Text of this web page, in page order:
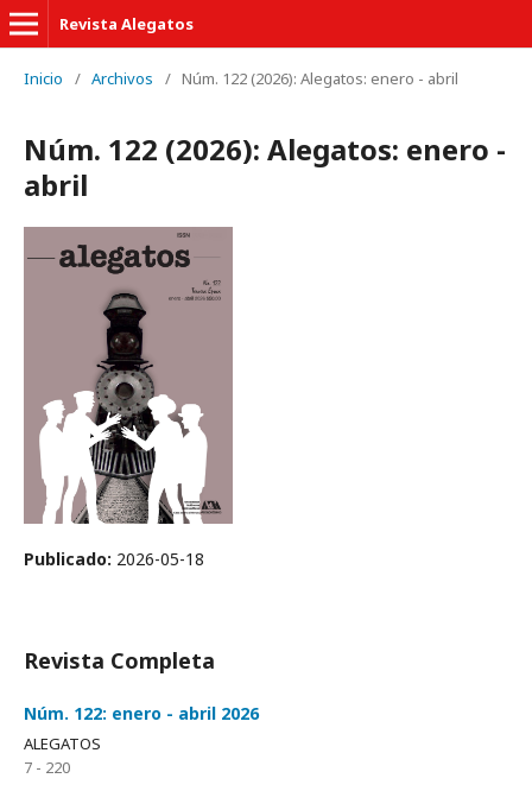
Revista Alegatos
Inicio / Archivos / Núm. 122 (2026): Alegatos: enero - abril
Núm. 122 (2026): Alegatos: enero -
abril
Publicado: 2026-05-18
Revista Completa
Núm. 122: enero - abril 2026
ALEGATOS
7 - 220